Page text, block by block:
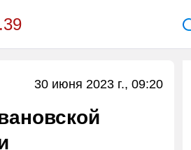
30 июня 2023 г., 09:20